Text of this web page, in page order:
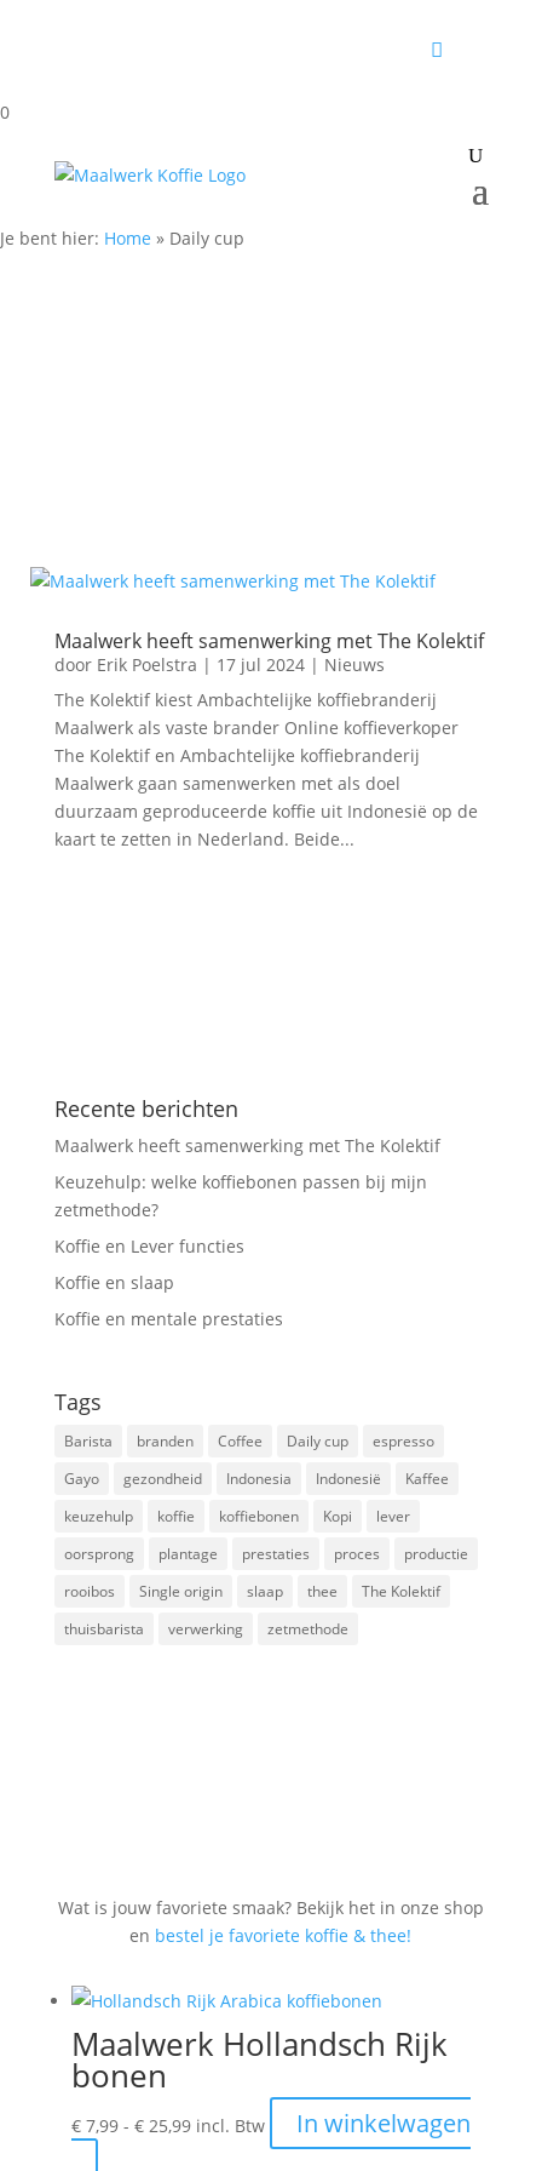
0
Je bent hier: Home » Daily cup
Maalwerk heeft samenwerking met The Kolektif
door Erik Poelstra | 17 jul 2024| Nieuws
The Kolektif kiest Ambachtelijke koffiebranderij
Maalwerk als vaste brander Online koffieverkoper
The Kolektif en Ambachtelijke koffiebranderij
Maalwerk gaan samenwerken met als doel
duurzaam geproduceerde koffie uit Indonesië op de
kaart te zetten in Nederland. Beide...
Recente berichten
Maalwerk heeft samenwerking met The Kolektif
Keuzehulp: welke koffiebonen passen bij mijn
zetmethode?
Koffie en Lever functies
Koffie en slaap
Koffie en mentale prestaties
Tags
Barista branden Coffee Daily cup
espresso
Gayo
gezondheid Indonesia Indonesië
Kaffee
keuzehulp
koffie koffiebonen Kopi
lever
oorsprong
plantage prestaties proces
productie
rooibos
Single origin slaap thee
The Kolektif
thuisbarista
verwerking zetmethode
Wat is jouw favoriete smaak? Bekijk het in onze shop
en bestel je favoriete koffie & thee!
Maalwerk Hollandsch Rijk
bonen
€7,99 - €25,99Prijsklasse:
incl. Btw In winkelwagen